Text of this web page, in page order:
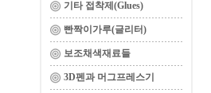
기타 접착제(Glues)
빤짝이가루(글리터)
보조채색재료들
3D펜과 머그프레스기